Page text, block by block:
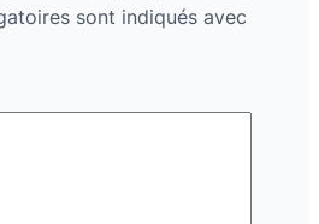
sont indiqués avec